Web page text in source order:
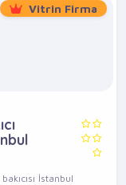
Vitrin Firma
İstanbul